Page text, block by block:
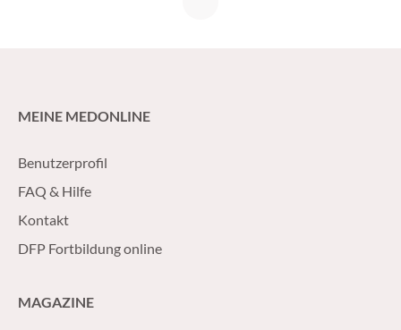
MEINE MEDONLINE
Benutzerprofil
FAQ & Hilfe
Kontakt
DFP Fortbildung online
MAGAZINE